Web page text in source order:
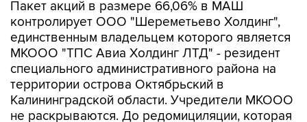
единственным владельцем которого является
МКООО "ТПС Авиа Холдинг ЛТД" - резидент
специального административного района на
территории острова Октябрьский в
Калининградской области. Учредители МКООО
не раскрываются. До редомициляции, которая
произошла в конце 2022 года, компания была
зарегистрирована на Кипре с названием TPS